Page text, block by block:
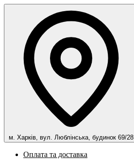
м. Харків, вул. Люблінська, будинок 69/28
Оплата та доставка